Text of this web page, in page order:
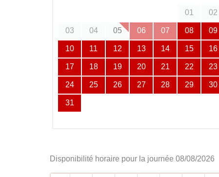
01 02
03 04 05 06 07 08 09
10 11 12 13 14 15 16
17 18 19 20 21 22 23
24 25 26 27 28 29 30
31
Disponibilité horaire pour la journée 08/08/2026